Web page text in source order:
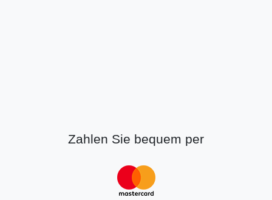
Zahlen Sie bequem per